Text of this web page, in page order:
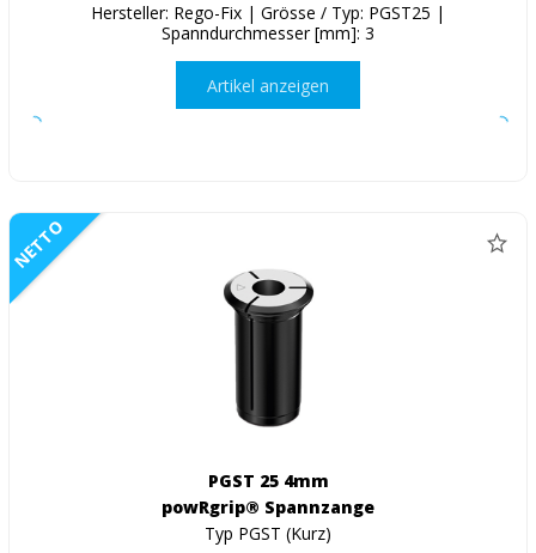
Hersteller: Rego-Fix | Grösse / Typ: PGST25 |
Spanndurchmesser [mm]: 3
Artikel anzeigen
NETTO
PGST 25 4mm
powRgrip® Spannzange
Typ PGST (Kurz)